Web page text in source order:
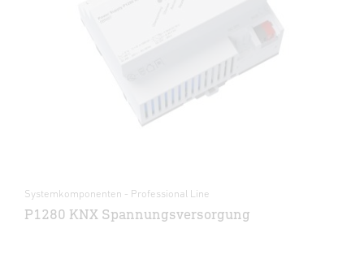
Systemkomponenten - Professional Line
P1280 KNX Spannungsversorgung